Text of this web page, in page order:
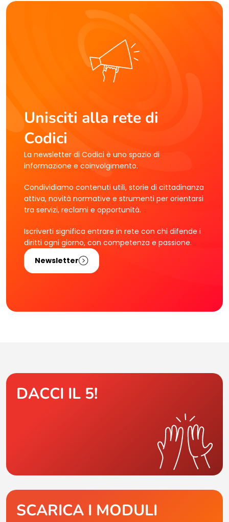
Unisciti alla rete di
Codici
La newsletter di Codici è uno spazio di
informazione e coinvolgimento.
Condividiamo contenuti utili, storie di cittadinanza
attiva, novità normative e strumenti per orientarsi
tra servizi, reclami e opportunità.
Iscriverti significa entrare in rete con chi difende i
diritti ogni giorno, con competenza e passione.
Newsletter
DACCI IL 5!
SCARICA I MODULI